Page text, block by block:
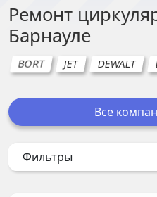
Ремонт
Барнауле
BORT JET DEWALT
Все
Фильтры